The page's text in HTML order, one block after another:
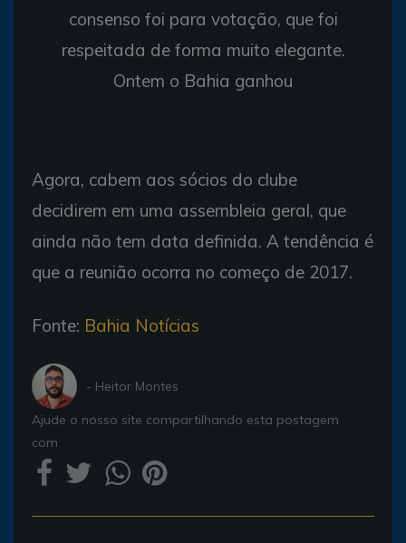
consenso foi para votação, que foi
respeitada de forma muito elegante.
Ontem o Bahia ganhou
Agora, cabem aos sócios do clube
decidirem em uma assembleia geral, que
ainda não tem data definida. A tendência é
que a reunião ocorra no começo de 2017.
Fonte: Bahia Notícias
- Heitor Montes
Ajude o nosso site compartilhando esta postagem
com